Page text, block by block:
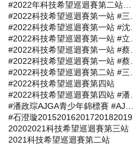
#2022科技希望巡迴賽第四站
#石澄璇20152016201720182019
20202021科技希望巡迴賽第三站
2021科技希望巡迴賽第二站